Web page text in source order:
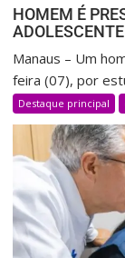
HOMEM É
Manaus – Um
feira (07), por
Destaque principal